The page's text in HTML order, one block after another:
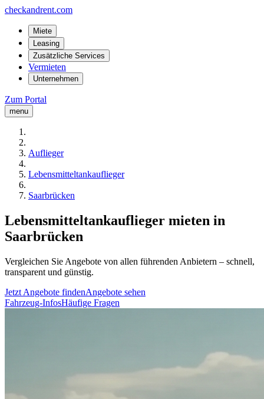
checkandrent.com
Miete
Leasing
Zusätzliche Services
Vermieten
Unternehmen
Zum Portal
menu
Auflieger
Lebensmitteltankauflieger
Saarbrücken
Lebensmitteltankauflieger mieten in
Saarbrücken
Vergleichen Sie Angebote von allen führenden Anbietern – schnell,
transparent und günstig.
Jetzt Angebote findenAngebote sehen
Fahrzeug-InfosHäufige Fragen